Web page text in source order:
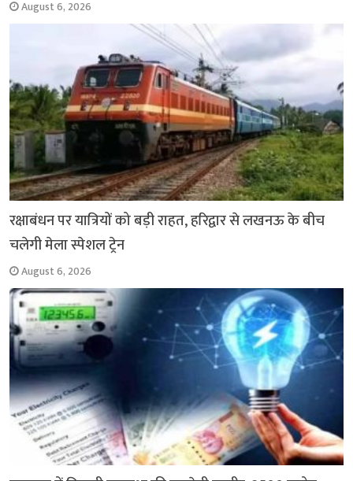
August 6, 2026
रक्षाबंधन पर यात्रियों को बड़ी राहत, हरिद्वार से लखनऊ के बीच
चलेगी मेला स्पेशल ट्रेन
August 6, 2026